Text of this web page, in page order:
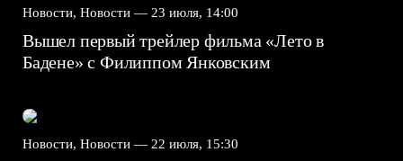
Новости, Новости — 23 июля, 14:00
Вышел первый трейлер фильма «Лето в
Бадене» с Филиппом Янковским
Новости, Новости — 22 июля, 15:30